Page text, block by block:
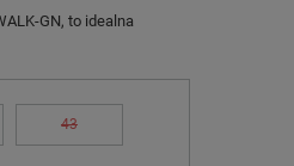
GN, to idealna
43